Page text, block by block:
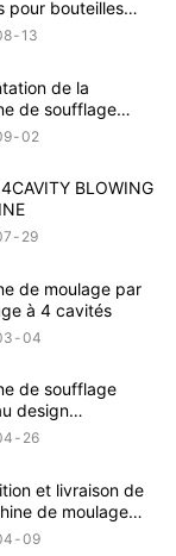
pour bouteilles
13
de la
de soufflage
cavités de haute
Co., Ltd
02
BLOWING
29
de moulage par
à 4 cavités
04
de soufflage
design
26
et livraison de
de moulage
VFINE
09